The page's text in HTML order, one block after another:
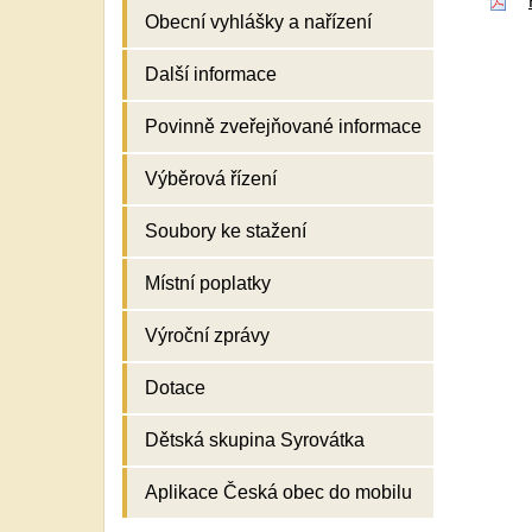
Obecní vyhlášky a nařízení
Další informace
Povinně zveřejňované informace
Výběrová řízení
Soubory ke stažení
Místní poplatky
Výroční zprávy
Dotace
Dětská skupina Syrovátka
Aplikace Česká obec do mobilu